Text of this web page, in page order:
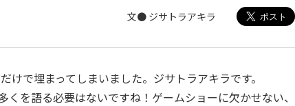
文● ジサトラアキラ
で埋まってしまいました。ジサトラアキラです。
くを語る必要はないですね！ゲームショーに欠かせない